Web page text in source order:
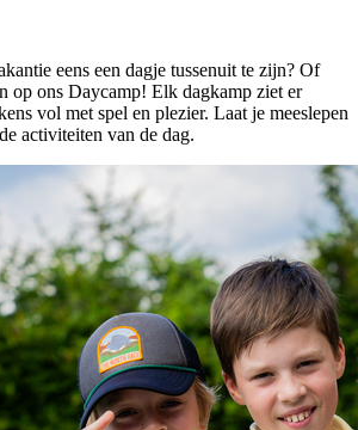
eens een dagje tussenuit te zijn? Of
op ons Daycamp! Elk dagkamp ziet er
vol met spel en plezier. Laat je meeslepen
activiteiten van de dag.